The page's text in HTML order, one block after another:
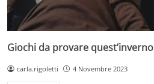
Giochi da provare quest’inverno
carla.rigoletti 4 Novembre 2023